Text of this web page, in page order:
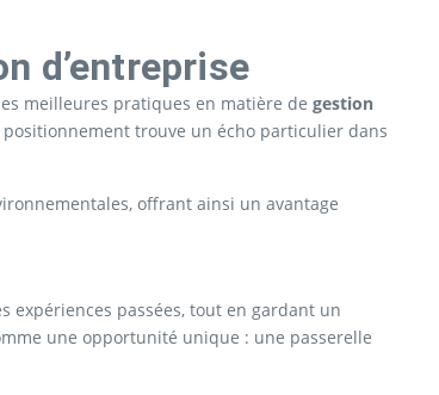
d’entreprise
meilleures pratiques en matière de gestion
trouve un écho particulier dans
offrant ainsi un avantage
expériences passées, tout en gardant un
une opportunité unique : une passerelle